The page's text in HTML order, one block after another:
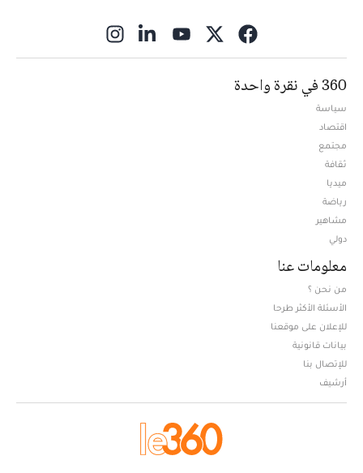
360 في نقرة واحدة
سياسة
اقتصاد
مجتمع
ثقافة
ميديا
رياضة
مشاهير
دولي
معلومات عنا
من نحن ؟
الأسئلة الأكثر طرحا
للإعلان على موقعنا
بيانات قانونية
للإتصال بنا
أرشيف